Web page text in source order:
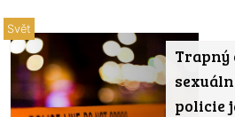
Trapný
policie
Svět